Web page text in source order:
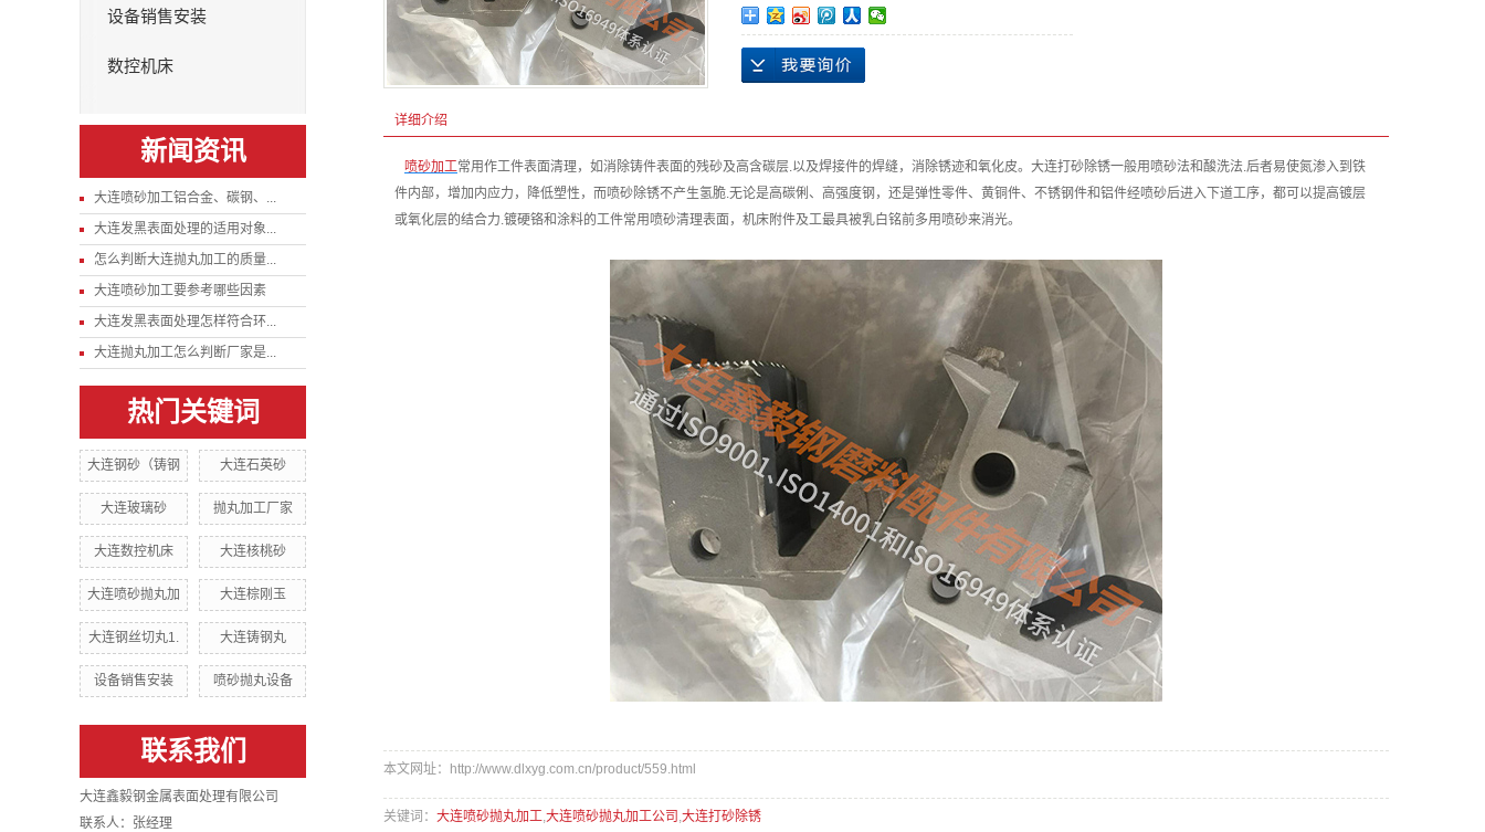
设备销售安装
数控机床
新闻资讯
大连喷砂加工铝合金、碳钢、...
大连发黑表面处理的适用对象...
怎么判断大连抛丸加工的质量...
大连喷砂加工要参考哪些因素
大连发黑表面处理怎样符合环...
大连抛丸加工怎么判断厂家是...
热门关键词
大连钢砂（铸钢 大连石英砂
大连玻璃砂 抛丸加工厂家
大连数控机床 大连核桃砂
大连喷砂抛丸加 大连棕刚玉
大连钢丝切丸1. 大连铸钢丸
设备销售安装 喷砂抛丸设备
联系我们
大连鑫毅钢金属表面处理有限公司
联系人：张经理
详细介绍
喷砂加工常用作工件表面清理，如消除铸件表面的残砂及高含碳层.以及焊接件的焊缝，消除锈迹和氧化皮。大连打砂除锈一般用喷砂法和酸洗法.后者易使氮渗入到铁
件内部，增加内应力，降低塑性，而喷砂除锈不产生氢脆.无论是高碳俐、高强度钢，还是弹性零件、黄铜件、不锈钢件和铝件经喷砂后进入下道工序，都可以提高镀层
或氧化层的结合力.镀硬铬和涂料的工件常用喷砂清理表面，机床附件及工最具被乳白铭前多用喷砂来消光。
本文网址：http://www.dlxyg.com.cn/product/559.html
关键词： 大连喷砂抛丸加工,大连喷砂抛丸加工公司 ,大连打砂除锈